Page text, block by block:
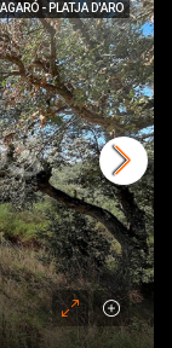
- PLATJA D'ARO